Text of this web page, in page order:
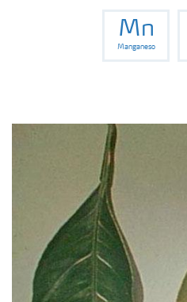
Mn
Manganeso